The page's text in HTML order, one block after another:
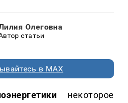
Олеговна
статьи
в MAX
некоторое